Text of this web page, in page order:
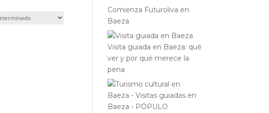
Comienza Futuroliva en
Baeza
Visita guiada en Baeza: qué
ver y por qué merece la
pena